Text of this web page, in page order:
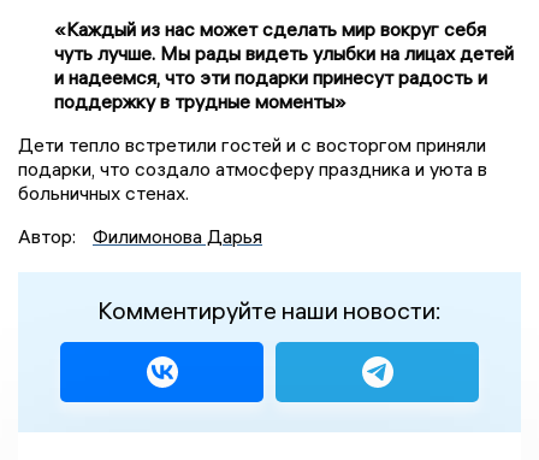
«Каждый из нас может сделать мир вокруг себя
чуть лучше. Мы рады видеть улыбки на лицах детей
и надеемся, что эти подарки принесут радость и
поддержку в трудные моменты»
Дети тепло встретили гостей и с восторгом приняли
подарки, что создало атмосферу праздника и уюта в
больничных стенах.
Автор:
Филимонова Дарья
Комментируйте наши новости: